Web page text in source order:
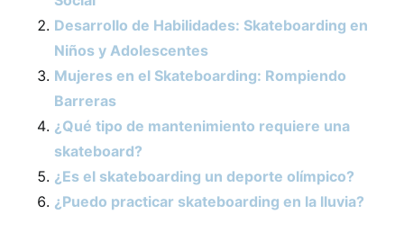
Desarrollo de Habilidades: Skateboarding en
Niños y Adolescentes
Mujeres en el Skateboarding: Rompiendo
Barreras
¿Qué tipo de mantenimiento requiere una
skateboard?
¿Es el skateboarding un deporte olímpico?
¿Puedo practicar skateboarding en la lluvia?